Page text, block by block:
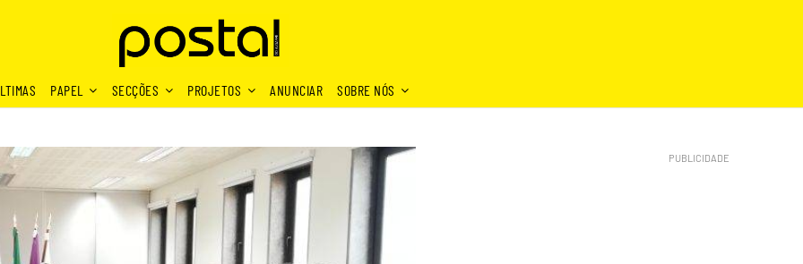
PAPEL SECÇÕES PROJETOS ANUNCIAR SOBRE NÓS